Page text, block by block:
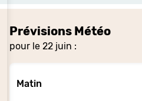
Prévisions Météo
pour le 22 juin :
Matin